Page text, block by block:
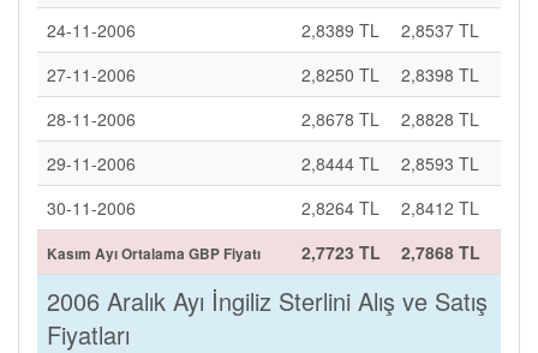
24-11-2006
2,8389 TL
2,8537 TL
27-11-2006
2,8250 TL
2,8398 TL
28-11-2006
2,8678 TL
2,8828 TL
29-11-2006
2,8444 TL
2,8593 TL
30-11-2006
2,8264 TL 2,8412 TL
Kasım Ayı Ortalama GBP Fiyatı 2,7723 TL 2,7868 TL
2006 Aralık Ayı İngiliz Sterlini Alış ve Satış
Fiyatları